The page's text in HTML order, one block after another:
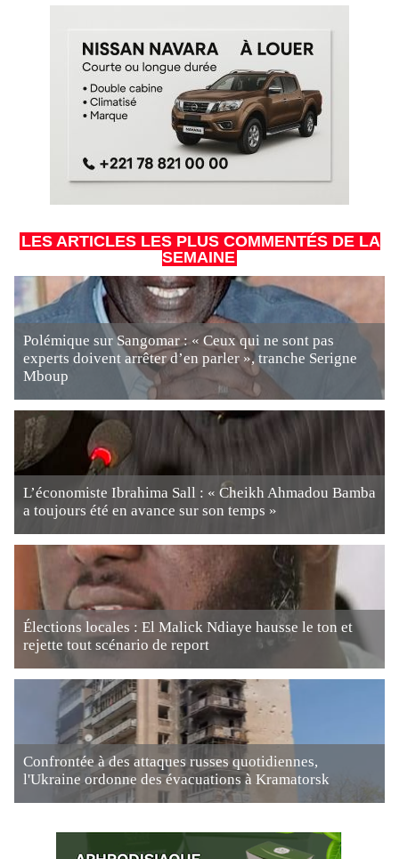
LES ARTICLES LES PLUS COMMENTÉS DE LA
SEMAINE
Polémique sur Sangomar : « Ceux qui ne sont pas
experts doivent arrêter d’en parler », tranche Serigne
Mboup
L’économiste Ibrahima Sall : « Cheikh Ahmadou Bamba
a toujours été en avance sur son temps »
Élections locales : El Malick Ndiaye hausse le ton et
rejette tout scénario de report
Confrontée à des attaques russes quotidiennes,
l'Ukraine ordonne des évacuations à Kramatorsk